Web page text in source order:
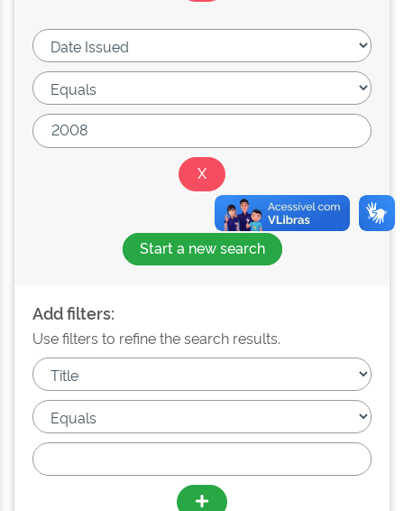
Start a new search
Add filters:
Use filters to refine the search results.